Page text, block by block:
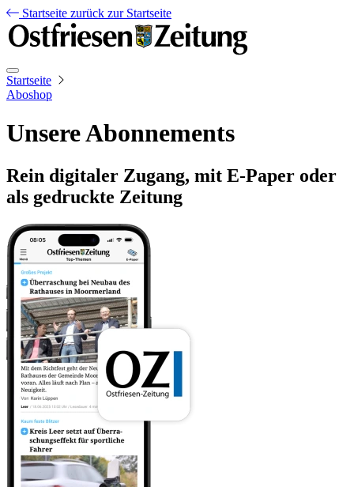
Startseite zurück zur Startseite
Startseite
Aboshop
Unsere Abonnements
Rein digitaler Zugang, mit E-Paper oder
als gedruckte Zeitung